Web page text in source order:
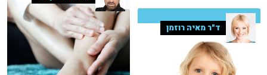
ד"ר מאיה רוזמן